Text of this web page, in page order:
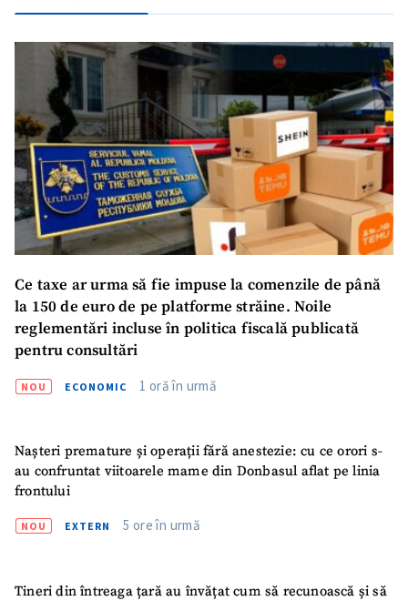
Ce taxe ar urma să fie impuse la comenzile de până
la 150 de euro de pe platforme străine. Noile
reglementări incluse în politica fiscală publicată
pentru consultări
NOU ECONOMIC 1 oră în urmă
Nașteri premature și operații fără anestezie: cu ce orori s-
au confruntat viitoarele mame din Donbasul aflat pe linia
frontului
NOU EXTERN 5 ore în urmă
Tineri din întreaga țară au învățat cum să recunoască și să